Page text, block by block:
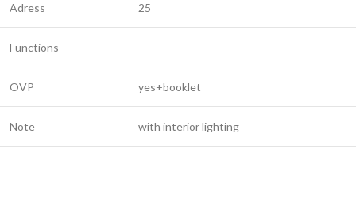
Adress 25
Functions
OVP yes+booklet
Note with interior lighting